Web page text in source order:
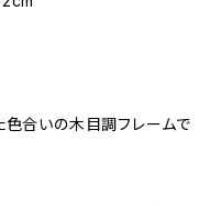
色合いの木目調フレームで